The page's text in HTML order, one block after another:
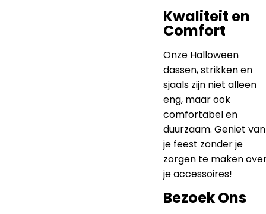
Kwaliteit en
Comfort
Onze Halloween
dassen, strikken en
sjaals zijn niet alleen
eng, maar ook
comfortabel en
duurzaam. Geniet van
je feest zonder je
zorgen te maken
je accessoires!
Bezoek Ons